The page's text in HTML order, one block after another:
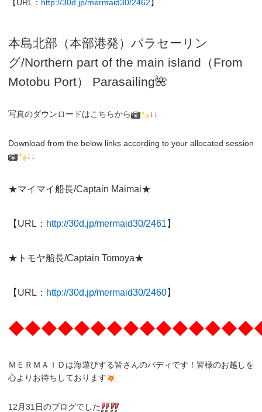
【URL： http://30d.jp/mermaid30/2462 】
本島北部（本部港発）パラセーリン
グ/Northern part of the main island（From
Motobu Port）
Parasailing🌺
写真のダウンロードはこちらから ↓↓
Download from the below links according to your allocated session
↓↓
★マイマイ船長/Captain Maimai★
【URL： http://30d.jp/mermaid30/2461】
★トモヤ船長/Captain Tomoya★
【URL： http://30d.jp/mermaid30/2460】
ＭＥＲＭＡＩＤは海遊びする皆さんのバディです！皆様のお越しを
心よりお待ちしております
12月31日のブログでした